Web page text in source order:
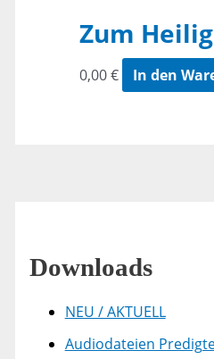
Zum
0,00€ In den
Downloads
NEU / AKTUELL
Audiodateien